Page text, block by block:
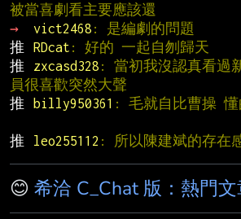
被當喜劇看主要應該還
→
vict2468 : 是編劇的問題
推
RDcat : 好的 一起自刎歸天
推
zxcasd328 : 當初我沒認真看過
員很喜歡突然大聲
推
billy950361 : 毛就自比曹操 懂
推
leo255112 : 所以陳建斌的存在
😊 希洽 C_Chat 版：熱門